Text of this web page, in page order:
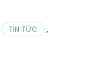
TIN TỨC
,